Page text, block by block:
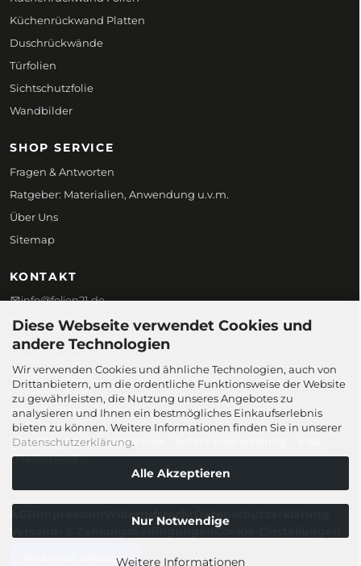
Diese Webseite verwendet Cookies und
andere Technologien
Wir verwenden Cookies und ähnliche Technologien, auch von
Drittanbietern, um die ordentliche Funktionsweise der Website
zu gewährleisten, die Nutzung unseres Angebotes zu
analysieren und Ihnen ein bestmögliches Einkaufserlebnis
bieten zu können. Weitere Informationen finden Sie in unserer
Datenschutzerklärung.
Alle Akzeptieren
Nur Notwendige
Weitere Informationen
Küchenrückwand Platten
Duschrückwände
Türfolien
Sichtschutzfolie
Wandbilder
SHOP SERVICE
Fragen & Antworten
Ratgeber: Materialien, Anwendung u.v.m.
Über Uns
Sitemap
KONTAKT
info@folien21.de
+49 (0) 172 186 45 98
Folien21
58097 Hagen,
Deutschland
Kontaktformular
PayPal Klarna Vorkasse
Mastercard
Widerrufsrecht
Datenschutzerklärung
Cookie-Einstellungen
Widerruf erklären